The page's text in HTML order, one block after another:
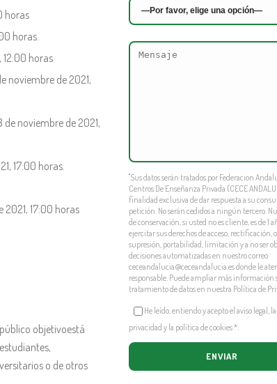
horas
horas.
12:00 horas
noviembre de 2021,
de noviembre de 2021,
17:00 horas.
2021, 17:00 horas
objetivoestá
o de otros
"Sus datos serán tratados por Federacion
Centros De Enseñanza Privada (CECE
finalidad exclusiva de dar respuesta a su
petición. No serán cedidos a ningún tercero.
de conservación, si usted no es cliente, es de 1
ejercitar sus derechos de acceso, rectificación,
supresión, portabilidad, limitación y a no ser
decisiones automatizadas en nuestro correo
ceceandalucia@ceceandalucia.esdonde le
responsable. Puede ampliar más información
tratamiento de datos en nuestra Política de
He leído, entiendo y acepto el aviso legal,
privacidad y la política de cookies*.